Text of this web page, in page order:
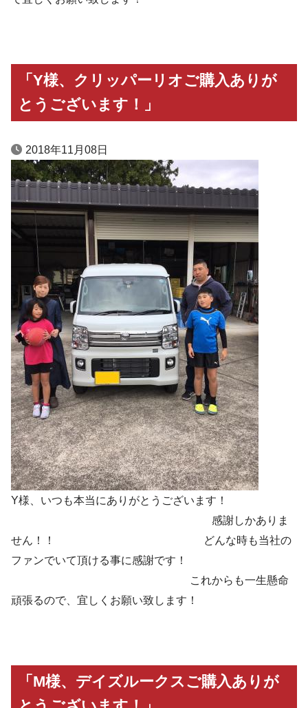
「Y様、クリッパーリオご購入ありが
とうございます！」
2018年11月08日
Y様、いつも本当にありがとうございます！
感謝しかありま
せん！！ どんな時も当社の
ファンでいて頂ける事に感謝です！
これからも一生懸命
頑張るので、宜しくお願い致します！
「M様、デイズルークスご購入ありが